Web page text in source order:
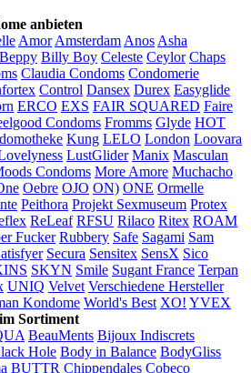
anbieten
Amor Amsterdam Anos Asha
Beppy Billy Boy Celeste Ceylor Chaps
Claudia Condoms Condomerie
Control Dansex Durex Easyglide
ERCO EXS FAIR SQUARED Faire
Condoms Fromms Glyde HOT
Kung LELO London Loovara
LustGlider Manix Masculan
Condoms More Amore Muchacho
Oebre OJO ON) ONE Ormelle
Peithora Projekt Sexmuseum Protex
ReLeaf RFSU Rilaco Ritex ROAM
Fucker Rubbery Safe Sagami Sam
Secura Sensitex SensX Sico
SKYN Smile Sugant France Terpan
UNIQ Velvet Verschiedene Hersteller
Kondome World's Best XO! YVEX
Sortiment
BeauMents Bijoux Indiscrets
Hole Body in Balance BodyGliss
BUTTR Chippendales Cobeco